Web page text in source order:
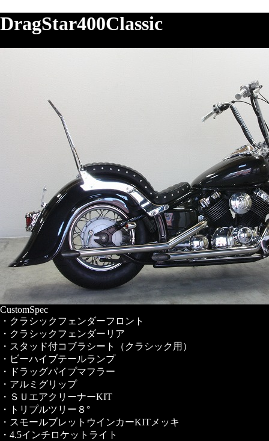
DragStar400Classic
CustomSpec
・クラシックフェンダーフロント
・クラシックフェンダーリア
・スタッド付コブラシート（クラシック用）
・ビーハイブテールランプ
・ドラッグパイプマフラー
・アルミグリップ
・ＳＵエアクリーナーKIT
・トリプルツリー８°
・スモールブレットウインカーKITメッキ
・4.5インチロケットライト